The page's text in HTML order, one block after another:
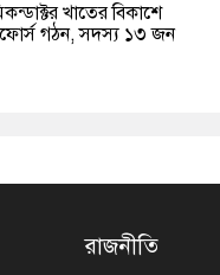
খাতের বিকাশে
গঠন, সদস্য ১৩ জন
রাজনীতি